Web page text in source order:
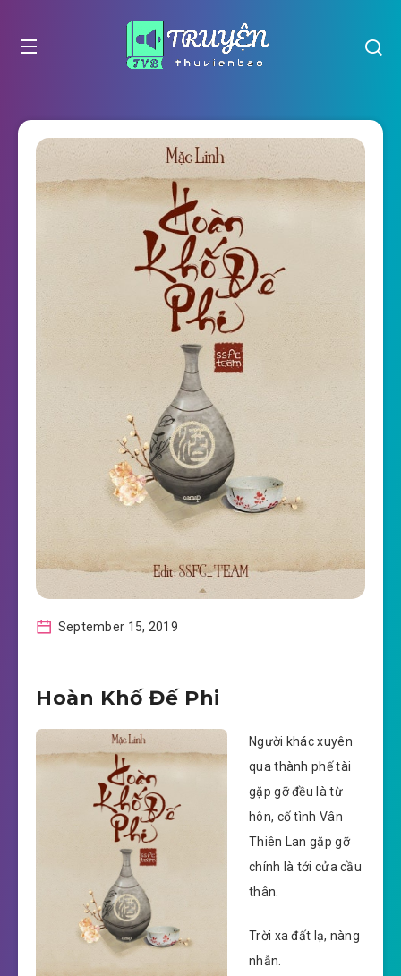
September 15, 2019
Hoàn Khố Đế Phi
Người khác xuyên
qua thành phế tài
gặp gỡ đều là từ
hôn, cố tình Vân
Thiên Lan gặp gỡ
chính là tới cửa cầu
thân.
Trời xa đất lạ, nàng
nhẫn.